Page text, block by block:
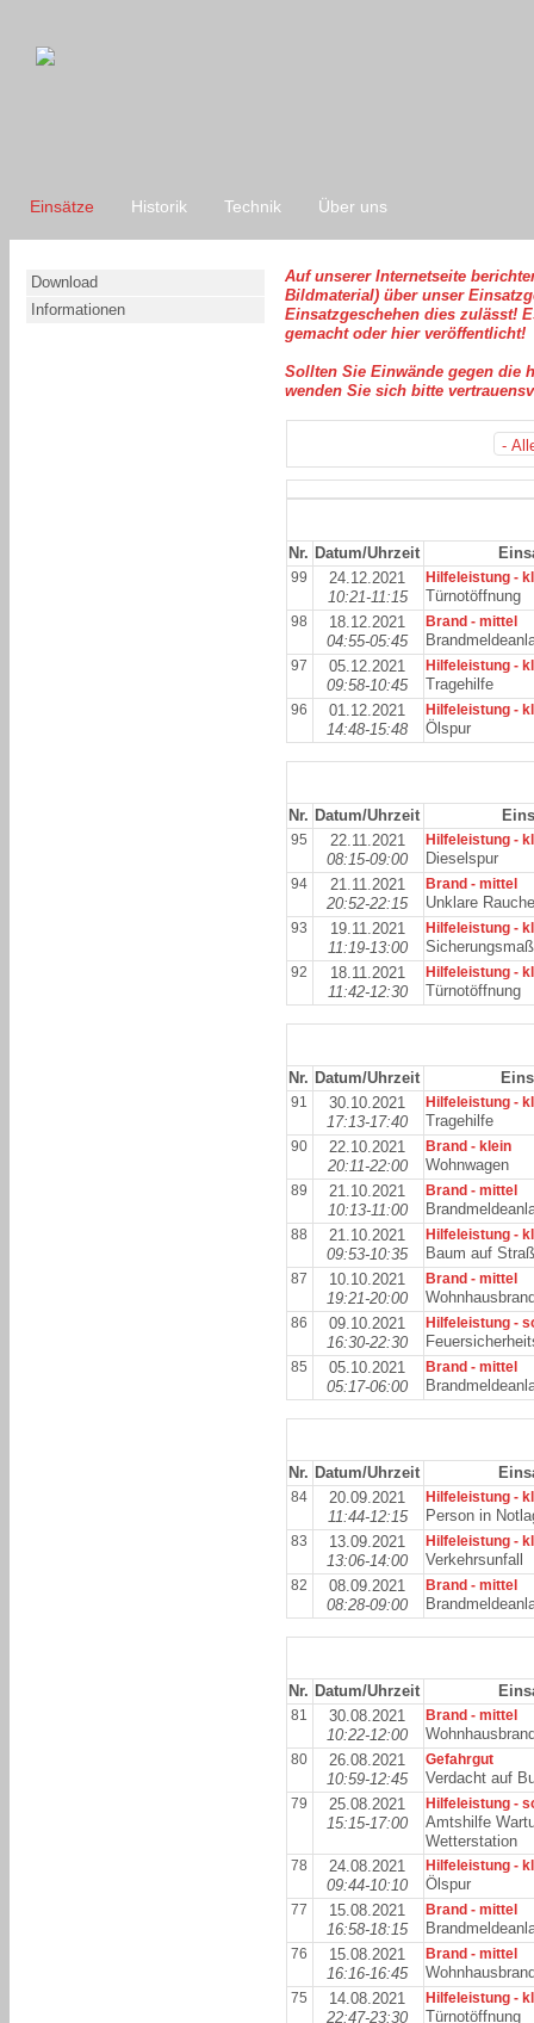
Einsätze Historik Technik Über uns
Download
Informationen
Auf unserer Internetseite
Bildmaterial) über unser
Einsatzgeschehen dies zulässt!
gemacht oder hier veröffentlicht!
Sollten Sie Einwände gegen die
wenden Sie sich bitte
Nr. Datum/Uhrzeit
99
24.12.2021
10:21-11:15
Hilfeleistung -
Türnotöffnung
98
18.12.2021
04:55-05:45
Brand - mittel
97
05.12.2021
09:58-10:45
Hilfeleistung -
Tragehilfe
96
01.12.2021
14:48-15:48
Hilfeleistung -
Ölspur
Nr. Datum/Uhrzeit
95
22.11.2021
08:15-09:00
Hilfeleistung -
Dieselspur
94
21.11.2021
20:52-22:15
Brand - mittel
Unklare
93
19.11.2021
11:19-13:00
Hilfeleistung -
92
18.11.2021
11:42-12:30
Hilfeleistung -
Türnotöffnung
Nr. Datum/Uhrzeit
91
30.10.2021
17:13-17:40
Hilfeleistung -
Tragehilfe
90
22.10.2021
20:11-22:00
Brand - klein
Wohnwagen
89
21.10.2021
10:13-11:00
Brand - mittel
88
21.10.2021
09:53-10:35
Hilfeleistung -
Baum auf
87
10.10.2021
19:21-20:00
Brand - mittel
86
09.10.2021
16:30-22:30
Hilfeleistung -
85
05.10.2021
05:17-06:00
Brand - mittel
Nr. Datum/Uhrzeit
84
20.09.2021
11:44-12:15
Hilfeleistung -
Person in
83
13.09.2021
13:06-14:00
Hilfeleistung -
Verkehrsunfall
82
08.09.2021
08:28-09:00
Brand - mittel
Nr. Datum/Uhrzeit
81
30.08.2021
10:22-12:00
Brand - mittel
80
26.08.2021
10:59-12:45
Gefahrgut
Verdacht auf
79
25.08.2021
15:15-17:00
Hilfeleistung -
Amtshilfe
Wetterstation
78
24.08.2021
09:44-10:10
Hilfeleistung -
Ölspur
77
15.08.2021
16:58-18:15
Brand - mittel
76
15.08.2021
16:16-16:45
Brand - mittel
75
14.08.2021
22:47-23:30
Hilfeleistung -
Türnotöffnung